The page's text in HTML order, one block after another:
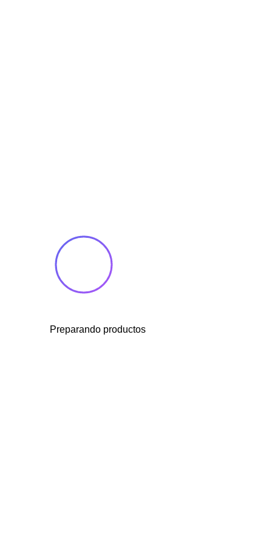
Preparando productos